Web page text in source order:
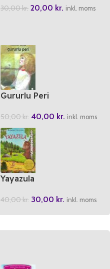
30,00kr. 20,00 kr. inkl. moms
Gururlu Peri
50,00kr. 40,00 kr. inkl. moms
Yayazula
40,00kr. 30,00 kr. inkl. moms